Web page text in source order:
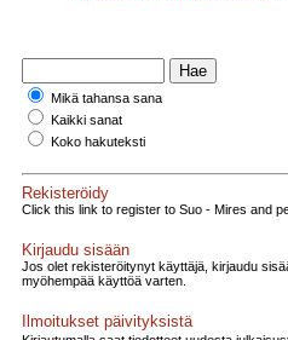
Mikä tahansa sana
Kaikki sanat
Koko hakuteksti
Rekisteröidy
Click this link to register to Suo - Mires and
Kirjaudu sisään
Jos olet rekisteröitynyt käyttäjä, kirjaudu
myöhempää käyttöä varten.
Ilmoitukset päivityksistä